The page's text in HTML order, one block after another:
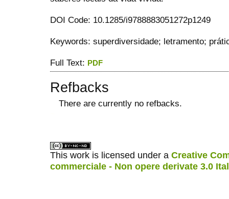
DOI Code: 10.1285/i9788883051272p1249
Keywords: superdiversidade; letramento;
Full Text: PDF
Refbacks
There are currently no refbacks.
This work is licensed under a Creative
commerciale - Non opere derivate 3.0